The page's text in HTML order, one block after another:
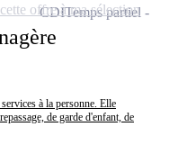
à la personne. Elle
de garde d'enfant, de
CDITemps partiel
offre à ma sélection